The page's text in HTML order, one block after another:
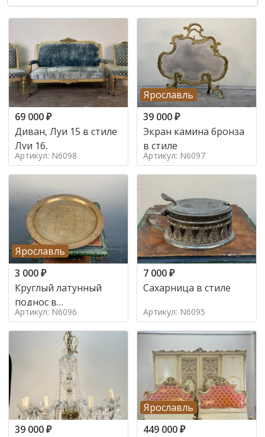
69 000₽
Диван, Луи 15 в стиле
Луи 16,
Артикул: N6098
Ярославль
39 000₽
Экран камина бронза
в стиле
Артикул: N6097
Ярославль
3 000₽
Круглый латунный
поднос в
марокканском стиле в
стиле
Артикул: N6096
7 000₽
Сахарница в стиле
Артикул: N6095
39 000₽
Ярославль
449 000₽